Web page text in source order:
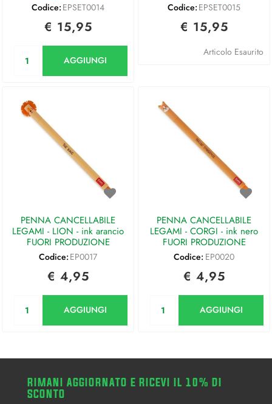
Codice: EPSET0014
€ 15,95
AGGIUNGI
Codice: EPSET0015
€ 15,95
Articolo Esaurito
PENNA CANCELLABILE
LEGAMI - LION - ink arancio
FUORI PRODUZIONE
Codice: EP0017
€ 4,95
AGGIUNGI
PENNA CANCELLABILE
LEGAMI - CORGI - ink nero
FUORI PRODUZIONE
Codice: EP0020
€ 4,95
AGGIUNGI
RIMANI AGGIORNATO E RICEVI IL 10% DI
SCONTO